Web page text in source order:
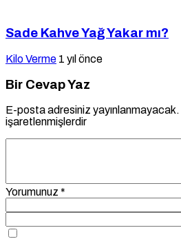
Sade Kahve Yağ Yakar mı?
Kilo Verme 1 yıl önce
Bir Cevap Yaz
E-posta adresiniz yayınlanmayacak.
işaretlenmişlerdir
Yorumunuz *